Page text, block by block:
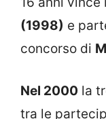
(1998) e
concorso di
Nel 2000 la
tra le